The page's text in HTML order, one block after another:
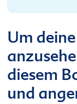
Um
diesem
und